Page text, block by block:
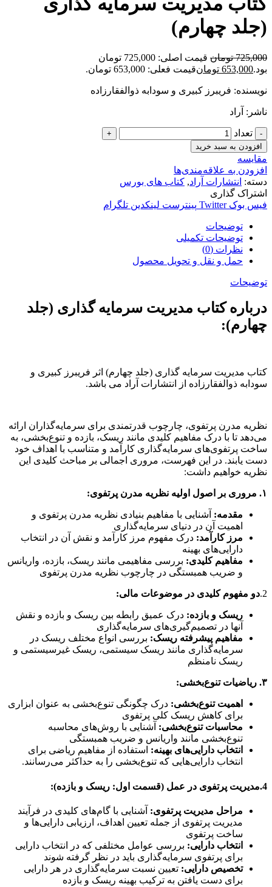
(جلد چهارم)
725,000 تومان
قیمت اصلی: 725,000 تومان
بود.653,000 تومانقیمت فعلی: 653,000 تومان.
نویسنده: فریبرز کبیری و سودابه ذوالفقارزاده
ناشر: آراد
تعداد
افزودن به سبد خرید
مقایسه
افزودن به علاقه‌مندی‌ها
دسته: انتشارات آراد, کتاب های بورس
اشتراک گذاری
فیس بوک Twitter پینترست لینکدین تلگرام
توضیحات
توضیحات تکمیلی
نظرات (0)
حمل و نقل و تحویل محصول
توضیحات
درباره کتاب مدیریت سرمایه گذاری (جلد
چهارم):
کتاب مدیریت سرمایه گذاری (جلد چهارم) اثر فریبرز کبیری و
سودابه ذوالفقارزاده از انتشارات آراد می باشد.
نظریه مدرن پرتفوی، چارچوب قدرتمندی برای سرمایه‌گذاران ارائه
می‌دهد تا با درک مفاهیم کلیدی مانند ریسک، بازده و تنوع‌بخشی، به
ساخت پرتفوی‌های سرمایه‌گذاری کارآمد و متناسب با اهداف خود
دست یابند. در این فهرست، مروری اجمالی بر مباحث کلیدی این
نظریه خواهیم داشت:
۱. مروری بر اصول اولیه نظریه مدرن پرتفوی:
مقدمه: آشنایی با مفاهیم بنیادی نظریه مدرن پرتفوی و
اهمیت آن در دنیای سرمایه‌گذاری
مرز کارآمد: درک مفهوم مرز کارآمد و نقش آن در انتخاب
دارایی‌های بهینه
مفاهیم کلیدی: بررسی مفاهیمی مانند ریسک، بازده، واریانس
و ضریب همبستگی در چارچوب نظریه مدرن پرتفوی
2. دو مفهوم کلیدی در موضوعات مالی:
ریسک و بازده: درک عمیق رابطه بین ریسک و بازده و نقش
آنها در تصمیم‌گیری‌های سرمایه‌گذاری
مفاهیم پیشرفته ریسک: بررسی انواع مختلف ریسک در
سرمایه‌گذاری مانند ریسک سیستمی، ریسک غیرسیستمی و
ریسک نامنظم
۳. ریاضیات تنوع‌بخشی:
اهمیت تنوع‌بخشی: درک چگونگی تنوع‌بخشی به عنوان ابزاری
برای کاهش ریسک کلی پرتفوی
محاسبات تنوع‌بخشی: آشنایی با روش‌های محاسبه
تنوع‌بخشی مانند واریانس و ضریب همبستگی
انتخاب دارایی‌های بهینه: استفاده از مفاهیم ریاضی برای
انتخاب دارایی‌هایی که تنوع‌بخشی را به حداکثر می‌رسانند.
4. مدیریت پرتفوی در عمل (قسمت اول: ریسک و بازده):
مراحل مدیریت پرتفوی: آشنایی با گام‌های کلیدی در فرآیند
مدیریت پرتفوی از جمله تعیین اهداف، ارزیابی دارایی‌ها و
ساخت پرتفوی
انتخاب دارایی: بررسی عوامل مختلفی که در انتخاب دارایی
برای پرتفوی سرمایه‌گذاری باید در نظر گرفته شوند
تخصیص دارایی: تعیین نسبت سرمایه‌گذاری در هر دارایی
برای دست یافتن به ترکیب بهینه ریسک و بازده